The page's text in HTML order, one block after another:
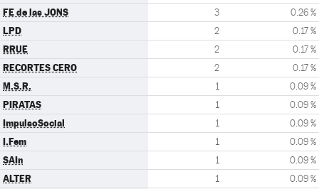
FE de las JONS 3 0.26 %
LPD 2 0.17 %
RRUE 2 0.17 %
RECORTES CERO 2 0.17 %
M.S.R. 1 0.09 %
PIRATAS 1 0.09 %
ImpulsoSocial 1 0.09 %
I.Fem 1 0.09 %
SAIn 1 0.09 %
ALTER 1 0.09 %